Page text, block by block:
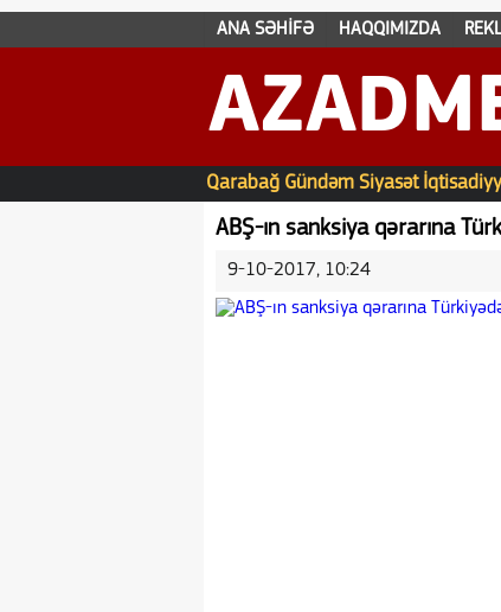
ANA SƏHİFƏ HAQQIMIZDA
Qarabağ Gündəm Siyasət
ABŞ-ın sanksiya qərarına
9-10-2017, 10:24